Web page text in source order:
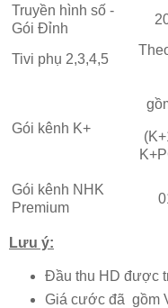
Truyền hình số -
Gói Đỉnh
Tivi phụ 2,3,4,5
Gói kênh K+
Gói kênh NHK
Premium
Lưu ý:
Đầu thu HD được
Giá cước đã gồm